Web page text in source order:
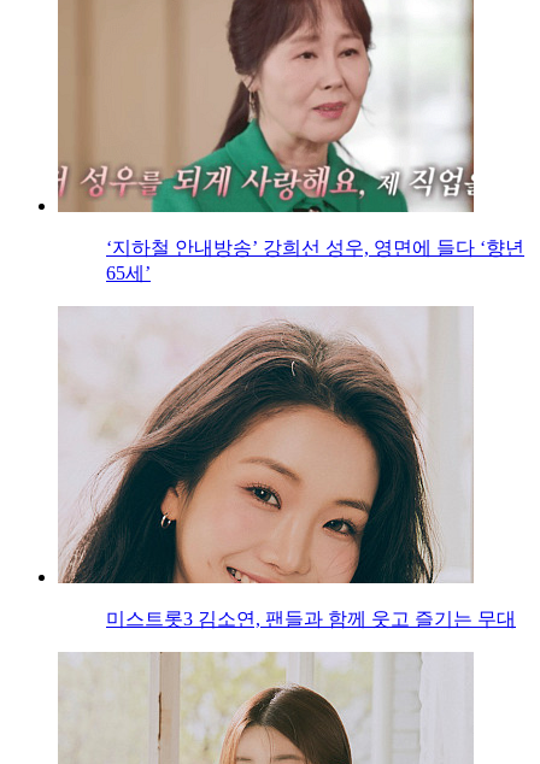
‘지하철 안내방송’ 강희선 성우, 영면에 들다 ‘향년
65세’
미스트롯3 김소연, 팬들과 함께 웃고 즐기는 무대